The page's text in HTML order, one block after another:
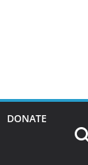
DONATE